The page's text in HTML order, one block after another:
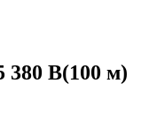
В(100 м)